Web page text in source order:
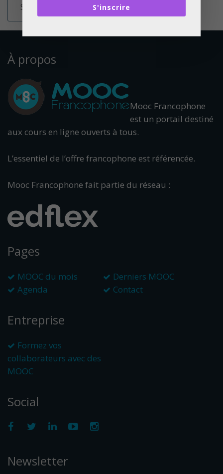
À propos
Mooc Francophone
est un portail destiné
aux cours en ligne ouverts à tous.
L’essentiel de l’offre francophone est référencée.
Mooc Francophone fait partie du réseau :
Pages
MOOC du mois
Derniers MOOC
Agenda
Contact
Entreprise
Formez vos
collaborateurs avec des
MOOC
Social
Newsletter
S'inscrire